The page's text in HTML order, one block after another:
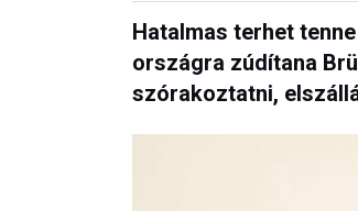
Hatalmas terhet
országra zúdítana
szórakoztatni,